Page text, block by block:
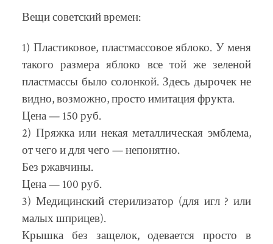
Вещи советский времен:
1) Пластиковое, пластмассовое яблоко. У меня
такого размера яблоко все той же зеленой
пластмассы было солонкой. Здесь дырочек не
видно, возможно, просто имитация фрукта.
Цена — 150 руб.
2) Пряжка или некая металлическая эмблема,
от чего и для чего — непонятно.
Без ржавчины.
Цена — 100 руб.
3) Медицинский стерилизатор (для игл ? или
малых шприцев).
Крышка без защелок, одевается просто в